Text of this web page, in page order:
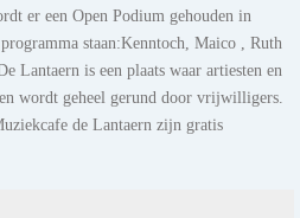
er een Open Podium gehouden in
staan:Kenntoch, Maico , Ruth
Lantaern is een plaats waar artiesten en
wordt geheel gerund door vrijwilligers.
de Lantaern zijn gratis